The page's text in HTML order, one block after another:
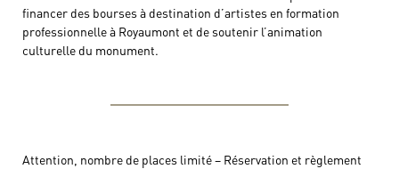
financer des bourses à destination d’artistes en formation
professionnelle à Royaumont et de soutenir l’animation
culturelle du monument.
Attention, nombre de places limité – Réservation et règlement